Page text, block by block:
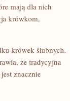
mają dla nich
krówkom,
krówek ślubnych.
że tradycyjna
znacznie